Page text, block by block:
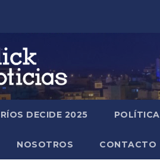
DECIDE 2025 POLÍTICA
NOSOTROS CONTACTO